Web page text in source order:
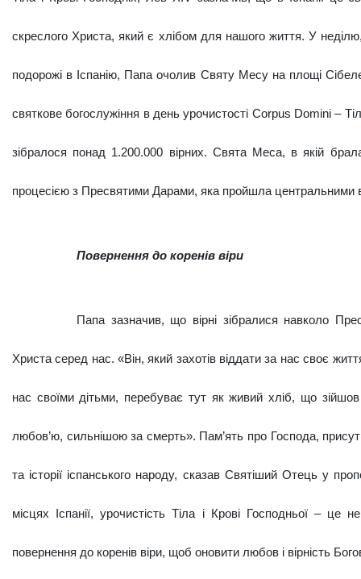
скреслого Христа, який є хлібом для нашо­го життя. У
подорожі в Іспанію, Папа очолив Святу Месу на пло­щі
святкове богослужіння в день урочистості Corpus Domini –
зібралося понад 1.200.000 вірних. Свята Меса, в якій
процесією з Пресвятими Дарами, яка пройшла цен­тральними
Повернення до коренів віри
Папа зазначив, що вірні зібралися навко­ло
Христа серед нас. «Він, який захотів віддати за нас своє
нас своїми дітьми, перебуває тут як живий хліб, що
любов’ю, сильнішою за смерть». Пам’ять про Господа,
та історії іспанського народу, ска­зав Святіший Отець у
місцях Іспанії, урочистість Тіла і Крові Господньої – це
повернення до коренів віри, щоб оновити любов і вірність